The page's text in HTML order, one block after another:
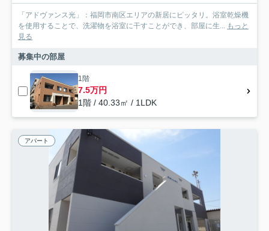
「アドヴァンス光」：福岡市南区エリアの新居にピッタリ。浴室乾燥機
を使用することで、洗濯物を浴室に干すことができ、部屋に生... もっと
見る
募集中の部屋
1階
7.5万円
1階 / 40.33㎡ / 1LDK
アパート